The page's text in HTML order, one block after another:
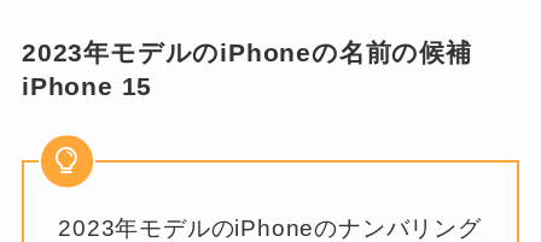
2023年モデルのiPhoneの名前の候補
iPhone 15
2023年モデルのiPhoneのナンバリング